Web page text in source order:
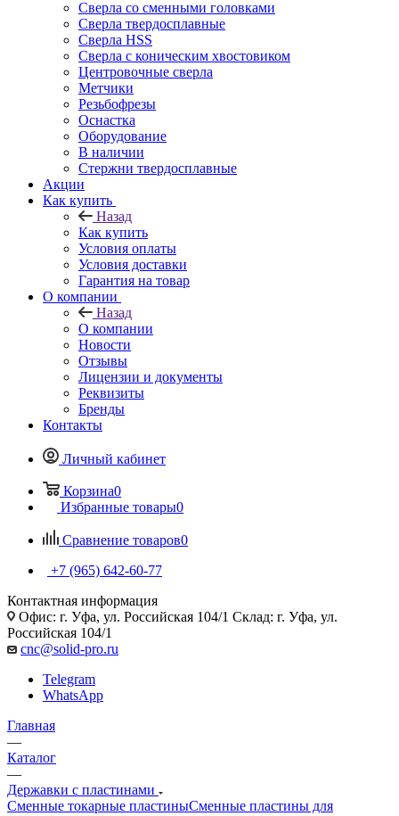
Сверла со сменными головками
Сверла твердосплавные
Сверла HSS
Сверла с коническим хвостовиком
Центровочные сверла
Метчики
Резьбофрезы
Оснастка
Оборудование
В наличии
Стержни твердосплавные
Акции
Как купить
Назад
Как купить
Условия оплаты
Условия доставки
Гарантия на товар
О компании
Назад
О компании
Новости
Отзывы
Лицензии и документы
Реквизиты
Бренды
Контакты
Личный кабинет
Корзина0
Избранные товары0
Сравнение товаров0
+7 (965) 642-60-77
Контактная информация
Офис: г. Уфа, ул. Российская 104/1 Склад: г. Уфа, ул.
Российская 104/1
cnc@solid-pro.ru
Telegram
WhatsApp
Главная
—
Каталог
—
Державки с пластинами
Сменные токарные пластиныСменные пластины для